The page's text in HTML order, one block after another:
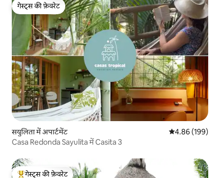
गेस्ट्स की फ़ेवरेट
गेस्ट्स की फ़ेवरेट
सयुलिता में अपार्टमेंट औसत रेटिंग 5 में से
4.86 (199)
Casa Redonda Sayulita में Casita 3
गेस्ट्स की फ़ेवरेट